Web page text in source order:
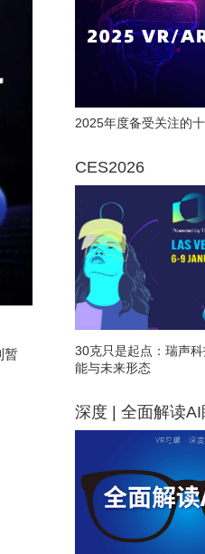
暂
2025年度备受关注的
CES2026
30克只是起点：瑞声
能与未来形态
深度 | 全面解读AI